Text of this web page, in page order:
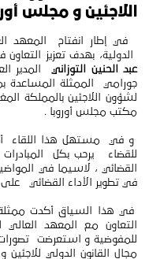
اللاجئين و مجلس
في إطار انفتاح المعهد
الدولية، بهدف تعزيز
عبد الحنين التوزاني
المدير
جورامي الممثلة المساعدة
لشؤون اللاجئين بالمملكة
مكتب مجلس أوروبا .
و في مستهل هذا اللقاء
للقضاء يرحب بكل المبادرات
القضائي ، لاسيما في
في تطوير الأداء القضائي
في هذا السياق أكدت
التعاون مع المعهد
للمفوضية و استعرضت تصورات
مجال القانون الدولي